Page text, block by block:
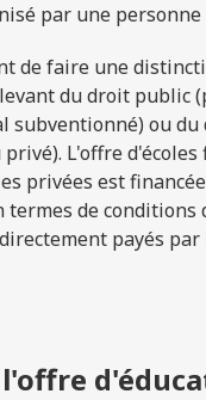
par une
de faire une
du droit public
subventionné) ou
L'offre
privées est
termes de
payés